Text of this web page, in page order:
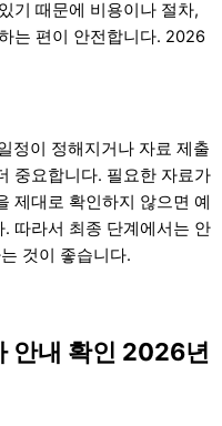
기 때문에 비용이나 절차,
는 편이 안전합니다. 2026
정이 정해지거나 자료 제출
중요합니다. 필요한 자료가
제대로 확인하지 않으면 예
따라서 최종 단계에서는 안
것이 좋습니다.
안내 확인 2026년